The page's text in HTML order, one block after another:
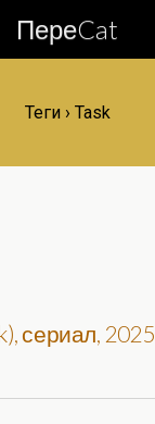
ПереCat
Теги › Task
сериал, 2025